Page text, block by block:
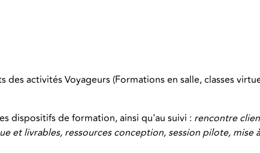
activités Voyageurs (Formations en salle, classes
dispositifs de formation, ainsi qu'au suivi : rencontre
livrables, ressources conception, session pilote, mise